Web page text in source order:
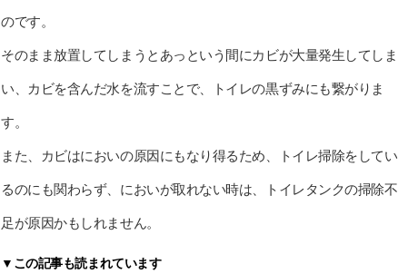
のです。
そのまま放置してしまうとあっという間にカビが大量発生してしま
い、カビを含んだ水を流すことで、トイレの黒ずみにも繋がりま
す。
また、カビはにおいの原因にもなり得るため、トイレ掃除をしてい
るのにも関わらず、においが取れない時は、トイレタンクの掃除不
足が原因かもしれません。
▼この記事も読まれています